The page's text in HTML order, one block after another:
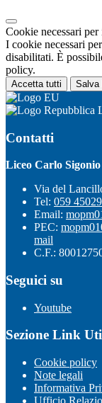
Cookie necessari
I cookie necessari
disabilitati. È
policy.
Accetta tutti Salva
Contatti
Liceo Carlo
Via del
Tel: 059
Email:
PEC:
mail
C.F.:
Seguici su
Youtube
Sezione Link
Cookie policy
Note legali
Informativa